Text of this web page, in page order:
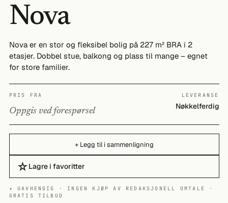
Nova
Nova er en stor og fleksibel bolig på 227 m² BRA i 2
etasjer. Dobbel stue, balkong og plass til mange – egnet
for store familier.
PRIS FRA
Oppgis ved forespørsel
LEVERANSE
Nøkkelferdig
+ Legg til i sammenligning
☆Lagre i favoritter
✦ UAVHENGIG · INGEN KJØP AV REDAKSJONELL OMTALE ·
GRATIS TILBUD